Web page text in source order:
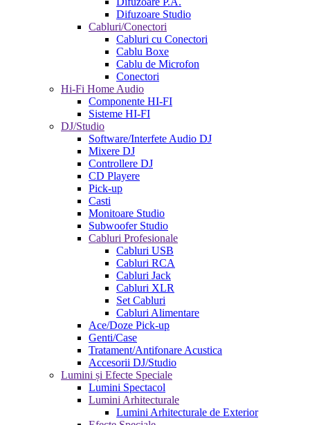
Difuzoare Studio
Cabluri/Conectori
Cabluri cu Conectori
Cablu Boxe
Cablu de Microfon
Conectori
Hi-Fi Home Audio
Componente HI-FI
Sisteme HI-FI
DJ/Studio
Software/Interfete Audio DJ
Mixere DJ
Controllere DJ
CD Playere
Pick-up
Casti
Monitoare Studio
Subwoofer Studio
Cabluri Profesionale
Cabluri USB
Cabluri RCA
Cabluri Jack
Cabluri XLR
Set Cabluri
Cabluri Alimentare
Ace/Doze Pick-up
Genti/Case
Tratament/Antifonare Acustica
Accesorii DJ/Studio
Lumini și Efecte Speciale
Lumini Spectacol
Lumini Arhitecturale
Lumini Arhitecturale de Exterior